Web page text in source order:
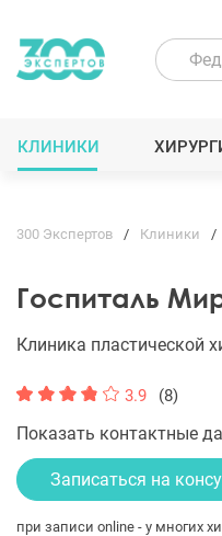
КЛИНИКИ
300 Экспертов Клиники
Госпиталь
Клиника пластической
3.9 (8)
Показать контактные
Записаться на
при записи online - у многих